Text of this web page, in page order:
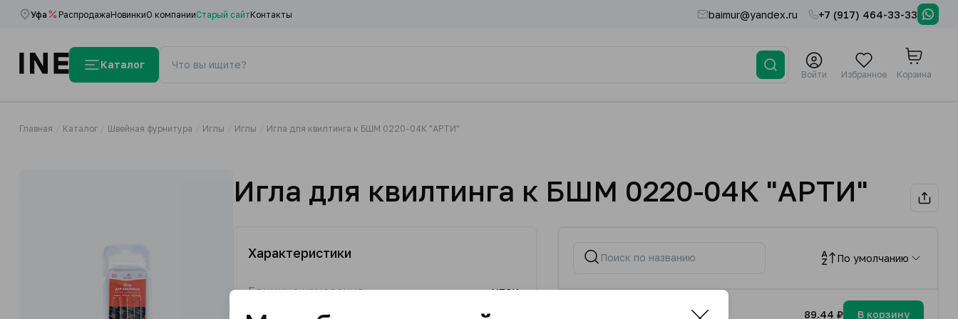
Уфа РаспродажаНовинкиО компанииСтарый сайтКонтакты baimur@yandex.ru +7 (917) 464-33-33
Каталог
Войти Избранное Корзина
Главная Каталог Швейная фурнитура Иглы Иглы Игла для квилтинга к БШМ 0220-04К "АРТИ"
Игла для квилтинга к БШМ 0220-04К "АРТИ"
Характеристики
Единица измерения упак.
По умолчанию
89.44 ₽ В корзину